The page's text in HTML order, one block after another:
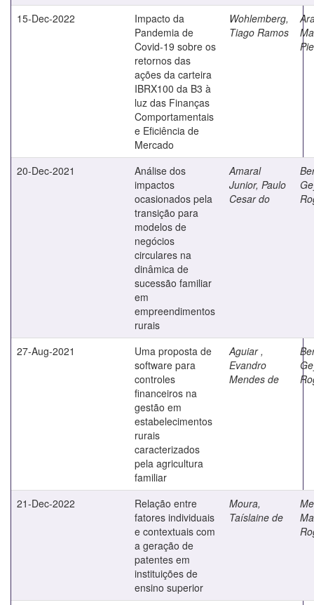
15-Dec-2022
Impacto da
Pandemia de
Covid-19 sobre os
retornos das
ações da carteira
IBRX100 da B3 à
luz das Finanças
Comportamentais
e Eficiência de
Mercado
Wohlemberg,
Tiago Ramos
20-Dec-2021
Análise dos
impactos
ocasionados pela
transição para
modelos de
negócios
circulares na
dinâmica de
sucessão familiar
em
empreendimentos
rurais
Amaral
Junior, Paulo
Cesar do
27-Aug-2021
Uma proposta de
software para
controles
financeiros na
gestão em
estabelecimentos
rurais
caracterizados
pela agricultura
familiar
Aguiar ,
Evandro
Mendes de
21-Dec-2022
Relação entre
fatores individuais
e contextuais com
a geração de
patentes em
instituições de
ensino superior
Moura,
Taíslaine de